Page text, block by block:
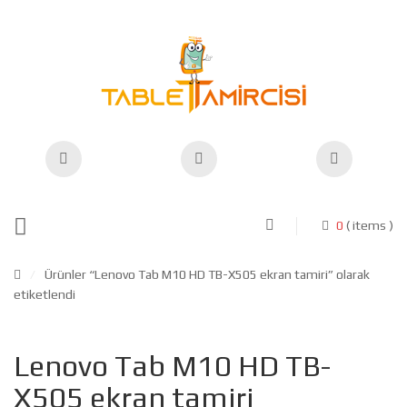
0 ( items )
Ürünler “Lenovo Tab M10 HD TB-X505 ekran tamiri” olarak
etiketlendi
Lenovo Tab M10 HD TB-
X505 ekran tamiri